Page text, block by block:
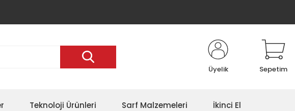
Üyelik Sepetim
Teknoloji Ürünleri Sarf Malzemeleri İkinci El